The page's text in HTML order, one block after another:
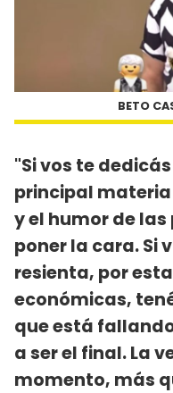
BETO
"Si vos te
principal
y el humor de
poner la cara. Si
resienta, por
económicas,
que está
a ser el final. La
momento, más